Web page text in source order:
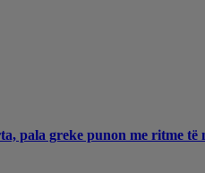
pala greke punon me ritme të